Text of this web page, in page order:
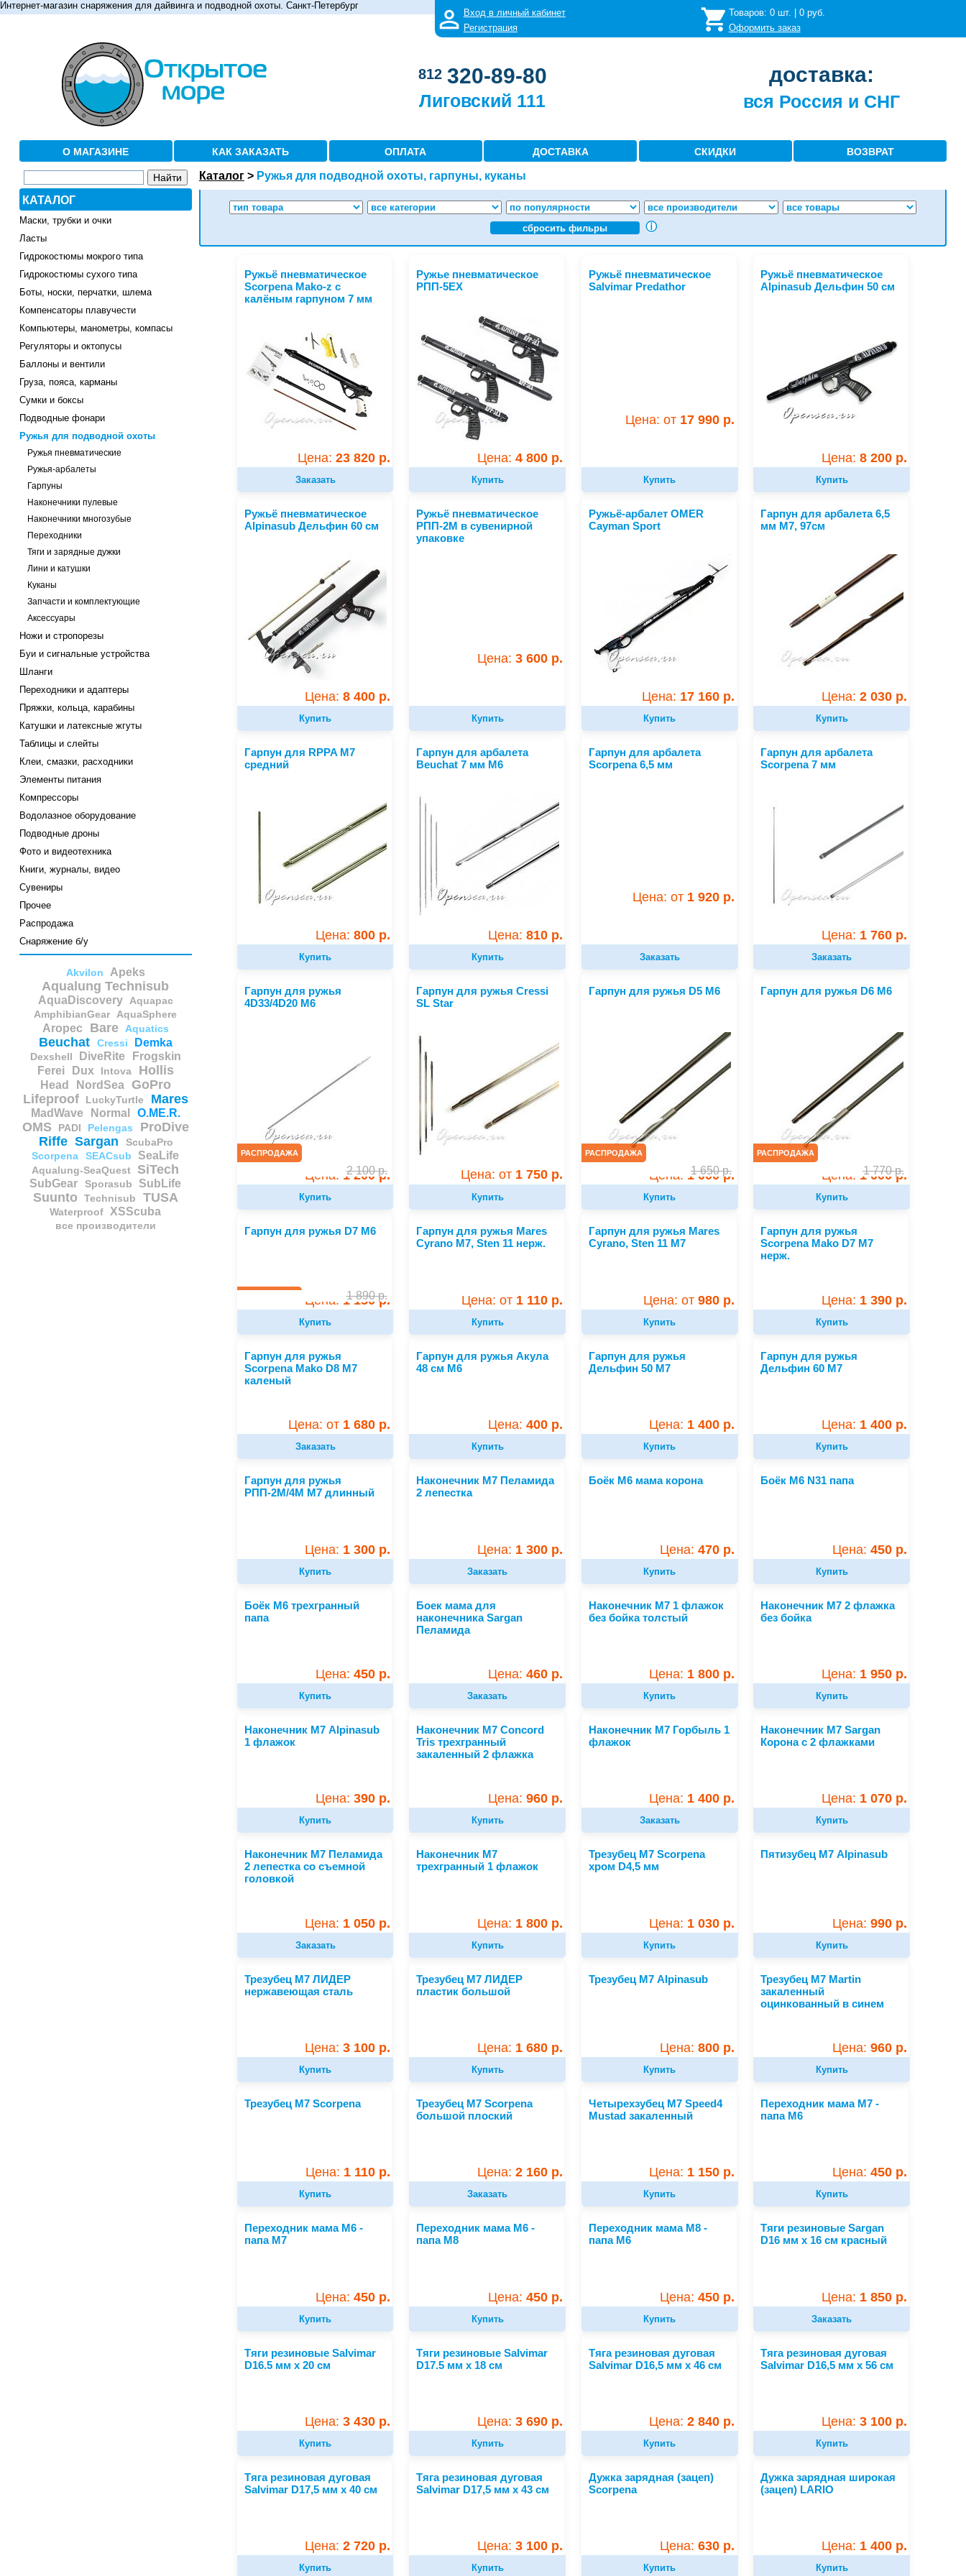
Интернет-магазин снаряжения для дайвинга и подводной охоты. Санкт-Петербург
Вход в личный кабинет
Регистрация
Товаров: 0шт. | 0руб.
Оформить заказ
812 320-89-80
Лиговский 111
доставка:
вся Россия и СНГ
О МАГАЗИНЕ КАК ЗАКАЗАТЬ ОПЛАТА ДОСТАВКА СКИДКИ ВОЗВРАТ
КАТАЛОГ
Маски, трубки и очки
Ласты
Гидрокостюмы мокрого типа
Гидрокостюмы сухого типа
Боты, носки, перчатки, шлема
Компенсаторы плавучести
Компьютеры, манометры, компасы
Регуляторы и октопусы
Баллоны и вентили
Груза, пояса, карманы
Сумки и боксы
Подводные фонари
Ружья для подводной охоты
Ружья пневматические
Ружья-арбалеты
Гарпуны
Наконечники пулевые
Наконечники многозубые
Переходники
Тяги и зарядные дужки
Лини и катушки
Куканы
Запчасти и комплектующие
Аксессуары
Ножи и стропорезы
Буи и сигнальные устройства
Шланги
Переходники и адаптеры
Пряжки, кольца, карабины
Катушки и латексные жгуты
Таблицы и слейты
Клеи, смазки, расходники
Элементы питания
Компрессоры
Водолазное оборудование
Подводные дроны
Фото и видеотехника
Книги, журналы, видео
Сувениры
Прочее
Распродажа
Снаряжение б/у
Akvilon Apeks
Aqualung Technisub
AquaDiscovery Aquapac
AmphibianGear AquaSphere
Aropec Bare Aquatics
Beuchat Cressi Demka
Dexshell DiveRite
Frogskin
Ferei
Dux Intova Hollis
Head NordSea
GoPro
Lifeproof
LuckyTurtle Mares
MadWave Normal O.ME.R.
OMS PADI Pelengas
ProDive
Riffe Sargan
ScubaPro
Scorpena
SEACsub SeaLife
Aqualung-SeaQuest SiTech
SubGear Sporasub SubLife
Suunto Technisub TUSA
Waterproof XSScuba
все производители
Каталог> Ружья для подводной охоты, гарпуны, куканы
сбросить фильры ⓘ
Ружьё пневматическое
Scorpena Mako-z с
калёным гарпуном 7 мм
Цена: 23 820 р.
Заказать
Ружье пневматическое
РПП-5EX
Цена: 4 800 р.
Купить
Ружьё пневматическое
Salvimar Predathor
Цена: от 17 990 р.
Купить
Ружьё пневматическое
Alpinasub Дельфин 50 см
Цена: 8 200 р.
Купить
Ружьё пневматическое
Alpinasub Дельфин 60 см
Цена: 8 400 р.
Купить
Ружьё пневматическое
РПП-2М в сувенирной
упаковке
Цена: 3 600 р.
Купить
Ружьё-арбалет OMER
Cayman Sport
Цена: 17 160 р.
Купить
Гарпун для арбалета 6,5
мм M7, 97см
Цена: 2 030 р.
Купить
Гарпун для RPPA M7
средний
Цена: 800 р.
Купить
Гарпун для арбалета
Beuchat 7 мм M6
Цена: 810 р.
Купить
Гарпун для арбалета
Scorpena 6,5 мм
Цена: от 1 920 р.
Заказать
Гарпун для арбалета
Scorpena 7 мм
Цена: 1 760 р.
Заказать
Гарпун для ружья
4D33/4D20 M6
РАСПРОДАЖА
2 100 р.
Цена: 1 200 р.
Купить
Гарпун для ружья Cressi
SL Star
Цена: от1 750 р.
Купить
Гарпун для ружья D5 M6
РАСПРОДАЖА
1 650 р.
Цена: 1 000 р.
Купить
Гарпун для ружья D6 M6
РАСПРОДАЖА
1 770 р.
Цена: 1 000 р.
Купить
Гарпун для ружья D7 M6
1 890 р.
Цена: 1 150 р.
Купить
Гарпун для ружья Mares
Cyrano M7, Sten 11 нерж.
Цена: от1 110 р.
Купить
Гарпун для ружья Mares
Cyrano, Sten 11 M7
Цена: от 980 р.
Купить
Гарпун для ружья
Scorpena Mako D7 M7
нерж.
Цена: 1 390 р.
Купить
Гарпун для ружья
Scorpena Mako D8 M7
каленый
Цена: от 1 680 р.
Заказать
Гарпун для ружья Акула
48 см M6
Цена: 400 р.
Купить
Гарпун для ружья
Дельфин 50 M7
Цена: 1 400 р.
Купить
Гарпун для ружья
Дельфин 60 M7
Цена: 1 400 р.
Купить
Гарпун для ружья
РПП-2М/4М М7 длинный
Цена: 1 300 р.
Купить
Наконечник М7 Пеламида
2 лепестка
Цена: 1 300 р.
Заказать
Боёк М6 мама корона
Цена: 470 р.
Купить
Боёк М6 N31 папа
Цена: 450 р.
Купить
Боёк М6 трехгранный
папа
Цена: 450 р.
Купить
Боек мама для
наконечника Sargan
Пеламида
Цена: 460 р.
Заказать
Наконечник М7 1 флажок
без бойка толстый
Цена: 1 800 р.
Купить
Наконечник М7 2 флажка
без бойка
Цена: 1 950 р.
Купить
Наконечник М7 Alpinasub
1 флажок
Цена: 390 р.
Купить
Наконечник М7 Concord
Tris трехгранный
закаленный 2 флажка
Цена: 960 р.
Купить
Наконечник М7 Горбыль 1
флажок
Цена: 1 400 р.
Заказать
Наконечник М7 Sargan
Корона с 2 флажками
Цена: 1 070 р.
Купить
Наконечник М7 Пеламида
2 лепестка со съемной
головкой
Цена: 1 050 р.
Заказать
Наконечник М7
трехгранный 1 флажок
Цена: 1 800 р.
Купить
Трезубец М7 Scorpena
хром D4,5 мм
Цена: 1 030 р.
Купить
Пятизубец М7 Alpinasub
Цена: 990 р.
Купить
Трезубец М7 ЛИДЕР
нержавеющая сталь
Цена: 3 100 р.
Купить
Трезубец М7 ЛИДЕР
пластик большой
Цена: 1 680 р.
Купить
Трезубец М7 Alpinasub
Цена: 800 р.
Купить
Трезубец М7 Martin
закаленный
оцинкованный в синем
Цена: 960 р.
Купить
Трезубец М7 Scorpena
Цена: 1 110 р.
Купить
Трезубец М7 Scorpena
большой плоский
Цена: 2 160 р.
Заказать
Четырехзубец М7 Speed4
Mustad закаленный
Цена: 1 150 р.
Купить
Переходник мама М7 -
папа М6
Цена: 450 р.
Купить
Переходник мама М6 -
папа М7
Цена: 450 р.
Купить
Переходник мама М6 -
папа М8
Цена: 450 р.
Купить
Переходник мама М8 -
папа М6
Цена: 450 р.
Купить
Тяги резиновые Sargan
D16 мм x 16 см красный
Цена: 1 850 р.
Заказать
Тяги резиновые Salvimar
D16.5 мм x 20 см
Цена: 3 430 р.
Купить
Тяги резиновые Salvimar
D17.5 мм x 18 см
Цена: 3 690 р.
Купить
Тяга резиновая дуговая
Salvimar D16,5 мм х 46 см
Цена: 2 840 р.
Купить
Тяга резиновая дуговая
Salvimar D16,5 мм х 56 см
Цена: 3 100 р.
Купить
Тяга резиновая дуговая
Salvimar D17,5 мм х 40 см
Цена: 2 720 р.
Купить
Тяга резиновая дуговая
Salvimar D17,5 мм х 43 см
Цена: 3 100 р.
Купить
Дужка зарядная (зацеп)
Scorpena
Цена: 630 р.
Купить
Дужка зарядная широкая
(зацеп) LARIO
Цена: 1 400 р.
Купить